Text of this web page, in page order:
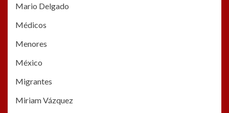
Mario Delgado
Médicos
Menores
México
Migrantes
Miriam Vázquez